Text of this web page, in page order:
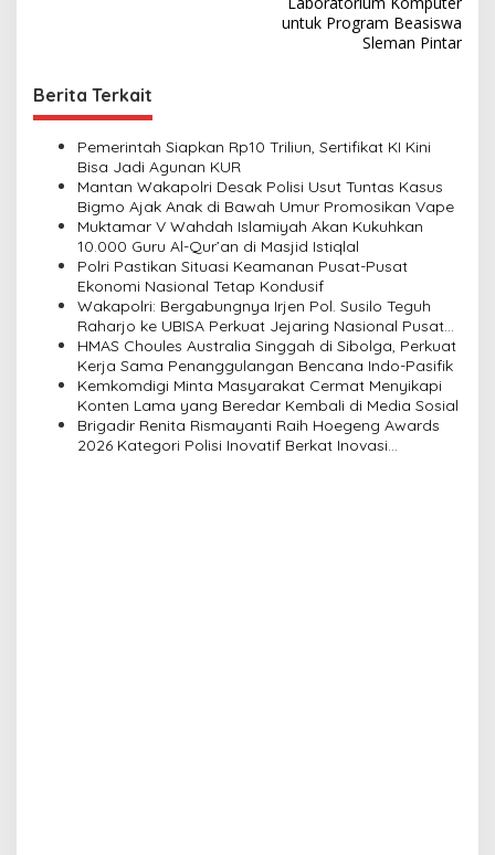
a
untuk Program Beasiswa
Sleman Pintar
Berita Terkait
Pemerintah Siapkan Rp10 Triliun, Sertifikat KI Kini
Bisa Jadi Agunan KUR
Mantan Wakapolri Desak Polisi Usut Tuntas Kasus
Bigmo Ajak Anak di Bawah Umur Promosikan Vape
Muktamar V Wahdah Islamiyah Akan Kukuhkan
10.000 Guru Al-Qur’an di Masjid Istiqlal
Polri Pastikan Situasi Keamanan Pusat-Pusat
Ekonomi Nasional Tetap Kondusif
Wakapolri: Bergabungnya Irjen Pol. Susilo Teguh
Raharjo ke UBISA Perkuat Jejaring Nasional Pusat
Studi Kepolisian
HMAS Choules Australia Singgah di Sibolga, Perkuat
Kerja Sama Penanggulangan Bencana Indo-Pasifik
Kemkomdigi Minta Masyarakat Cermat Menyikapi
Konten Lama yang Beredar Kembali di Media Sosial
Brigadir Renita Rismayanti Raih Hoegeng Awards
2026 Kategori Polisi Inovatif Berkat Inovasi